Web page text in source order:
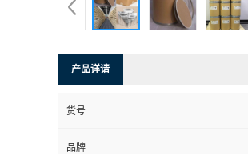
产品详请
货号
品牌